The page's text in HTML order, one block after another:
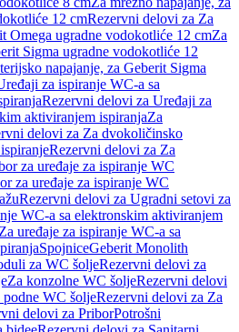
12 cmRezervni delovi za Za
Omega ugradne vodokotliće 12 cmZa
Sigma ugradne vodokotliće 12
napajanje, za Geberit Sigma
za ispiranje WC-a sa
Rezervni delovi za Uređaji za
aktiviranjem ispiranjaZa
delovi za Za dvokoličinsko
Rezervni delovi za Za
za uređaje za ispiranje WC
za uređaje za ispiranje WC
Rezervni delovi za Ugradni setovi za
WC-a sa elektronskim aktiviranjem
uređaje za ispiranje WC-a sa
SpojniceGeberit Monolith
za WC šoljeRezervni delovi za
Za konzolne WC šoljeRezervni delovi
podne WC šoljeRezervni delovi za Za
delovi za PriborPotrošni